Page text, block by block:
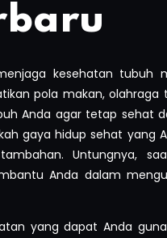
kesehatan tubuh
pola makan, olahraga
Anda agar tetap sehat
gaya hidup sehat yang
Untungnya,
Anda dalam
yang dapat Anda